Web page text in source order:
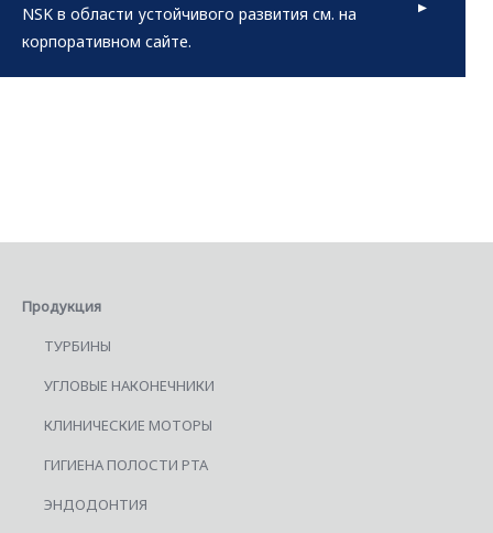
NSK в области устойчивого развития см. на
корпоративном сайте.
Продукция
ТУРБИНЫ
УГЛОВЫЕ НАКОНЕЧНИКИ
КЛИНИЧЕСКИЕ МОТОРЫ
ГИГИЕНА ПОЛОСТИ РТА
ЭНДОДОНТИЯ